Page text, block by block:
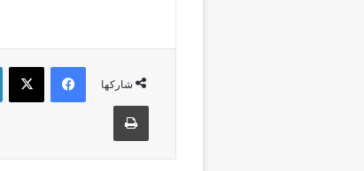
شاركها
فيسبوك ‫X